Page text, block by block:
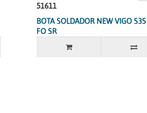
51611
BOTA SOLDADOR NEW VIGO
FO SR